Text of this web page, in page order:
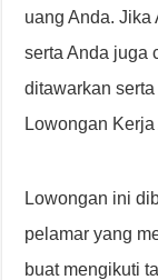
uang Anda. Jika
serta Anda juga
ditawarkan
Lowongan Kerja
Lowongan ini
pelamar yang
buat mengikuti